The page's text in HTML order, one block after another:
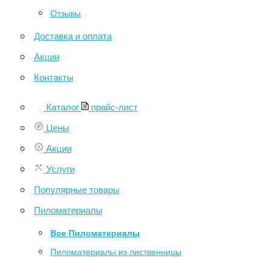
Отзывы
Доставка и оплата
Акции
Контакты
Каталог
прайс-лист
Цены
Акции
Услуги
Популярные товары
Пиломатериалы
Все Пиломатериалы
Пиломатериалы из лиственницы